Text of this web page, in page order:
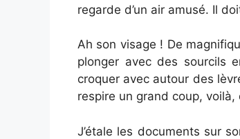
regarde d’un air amusé. Il
Ah son visage ! De
plonger avec des sourcils
croquer avec autour des
respire un grand coup, voilà,
J’étale les documents sur